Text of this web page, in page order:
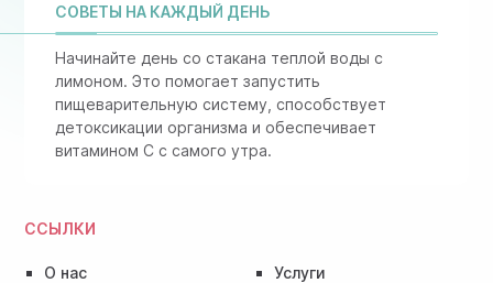
ССЫЛКИ
О нас
Услуги
СОВЕТЫ НА КАЖДЫЙ ДЕНЬ
Начинайте день со стакана теплой воды с
лимоном. Это помогает запустить
пищеварительную систему, способствует
детоксикации организма и обеспечивает
витамином C с самого утра.